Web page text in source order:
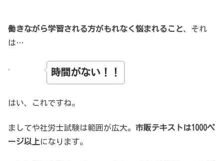
働きながら学習される方がもれなく悩まれること、それ
は…
時間がない！！
はい、これですね。
ましてや社労士試験は範囲が広大。 市販テキストは1000ペ
ージ以上になります。